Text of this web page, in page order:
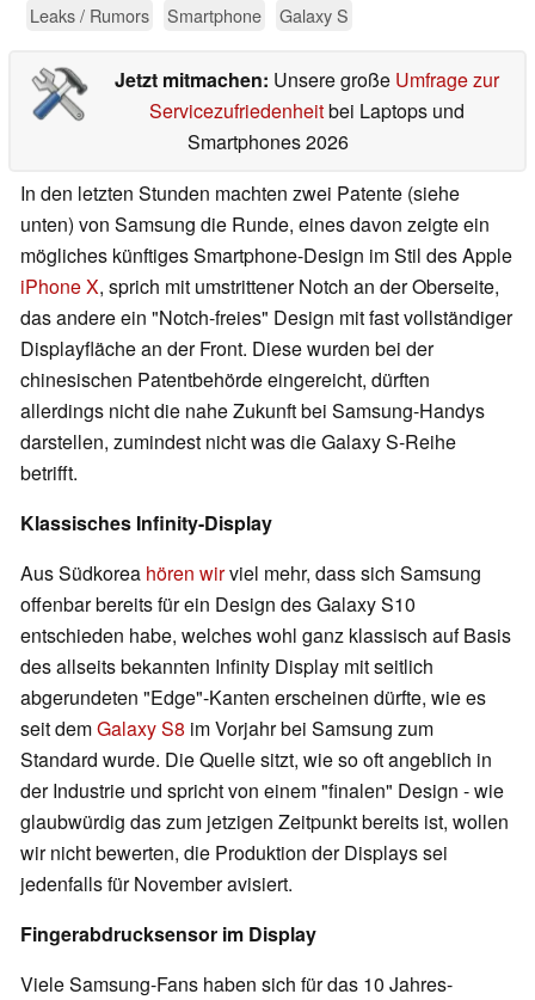
Leaks / Rumors
Smartphone Galaxy S
Jetzt mitmachen: Unsere große Umfrage zur
Servicezufriedenheitbei Laptops und
Smartphones 2026
In den letzten Stunden machten zwei Patente (siehe
unten) von Samsung die Runde, eines davon zeigte ein
mögliches künftiges Smartphone-Design im Stil des Apple
iPhone X, sprich mit umstrittener Notch an der Oberseite,
das andere ein "Notch-freies" Design mit fast vollständiger
Displayfläche an der Front. Diese wurden bei der
chinesischen Patentbehörde eingereicht, dürften
allerdings nicht die nahe Zukunft bei Samsung-Handys
darstellen, zumindest nicht was die Galaxy S-Reihe
betrifft.
Klassisches Infinity-Display
Aus Südkorea hören wirviel mehr, dass sich Samsung
offenbar bereits für ein Design des Galaxy S10
entschieden habe, welches wohl ganz klassisch auf Basis
des allseits bekannten Infinity Display mit seitlich
abgerundeten "Edge"-Kanten erscheinen dürfte, wie es
seit demGalaxy S8 im Vorjahr bei Samsung zum
Standard wurde. Die Quelle sitzt, wie so oft angeblich in
der Industrie und spricht von einem "finalen" Design - wie
glaubwürdig das zum jetzigen Zeitpunkt bereits ist, wollen
wir nicht bewerten, die Produktion der Displays sei
jedenfalls für November avisiert.
Fingerabdrucksensor im Display
Viele Samsung-Fans haben sich für das 10 Jahres-